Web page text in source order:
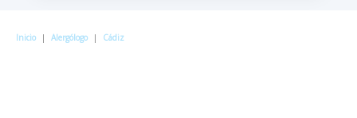
Inicio | Alergólogo | Cádiz